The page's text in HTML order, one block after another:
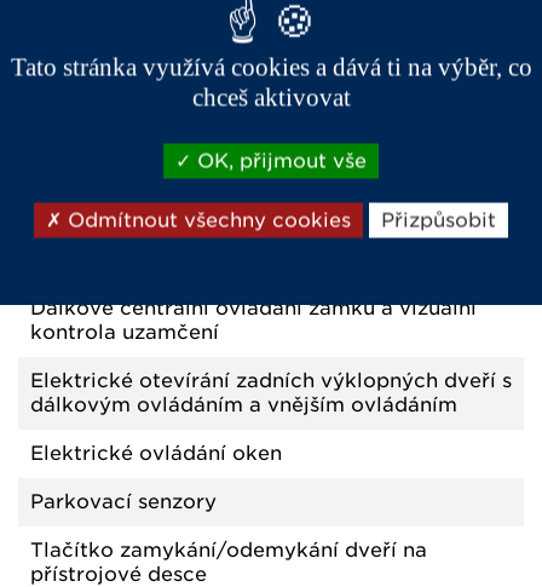
Vyhřívání zadního okna s časováním
Vyztužené nárazníky vpředu i v vzadu
KOMFORT A ÚPRAVA
Dálkové centrální ovládání zámků a vizuální
kontrola uzamčení
Elektrické otevírání zadních výklopných dveří s
dálkovým ovládáním a vnějším ovládáním
Elektrické ovládání oken
Parkovací senzory
Tlačítko zamykání/odemykání dveří na
přístrojové desce
Tato stránka využívá cookies a dává ti na výběr, co
chceš aktivovat
OK, přijmout vše
Odmítnout všechny cookies Přizpůsobit